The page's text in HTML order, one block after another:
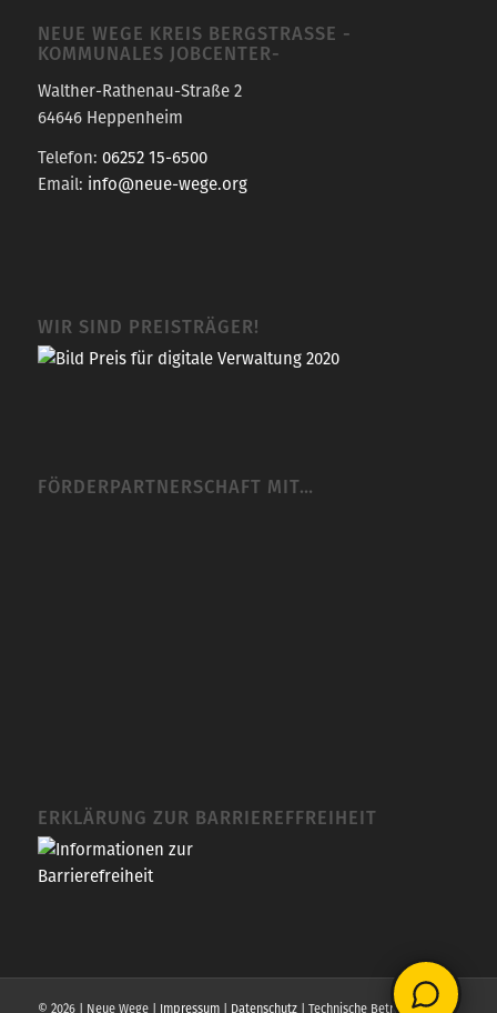
NEUE WEGE KREIS BERGSTRASSE -K
OMMUNALES JOBCENTER-
Walther-Rathenau-Straße 2
64646 Heppenheim
Telefon: 06252 15-6500
Email: info@neue-wege.org
WIR SIND PREISTRÄGER!
FÖRDERPARTNERSCHAFT MIT…
ERKLÄRUNG ZUR BARRIEREFFREIHEIT
© 2026 | Neue Wege | Impressum| Datenschutz| Technische Betreuung